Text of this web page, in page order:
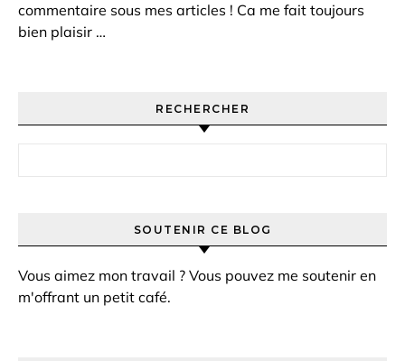
commentaire sous mes articles ! Ca me fait toujours
bien plaisir …
RECHERCHER
SOUTENIR CE BLOG
Vous aimez mon travail ? Vous pouvez me soutenir en
m'offrant un petit café.